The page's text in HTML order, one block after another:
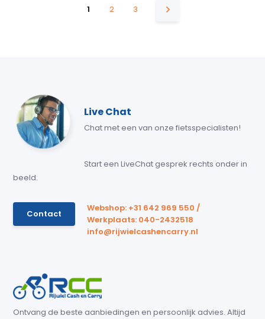
1 2 3
Live Chat
Chat met een van onze fietsspecialisten!
Start een LiveChat gesprek rechts onder in
beeld.
Contact
Webshop: +31 642 969 550 /
Werkplaats: 040-2432518
info@rijwielcashencarry.nl
Ontvang de beste aanbiedingen en persoonlijk advies. Altijd